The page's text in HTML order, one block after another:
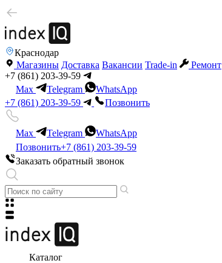
Краснодар
Магазины Доставка Вакансии Trade-in
Ремонт
+7 (861) 203-39-59
Max
Telegram
WhatsApp
+7 (861) 203-39-59
Позвонить
Max Telegram
WhatsApp
Позвонить+7 (861) 203-39-59
Заказать обратный звонок
Каталог